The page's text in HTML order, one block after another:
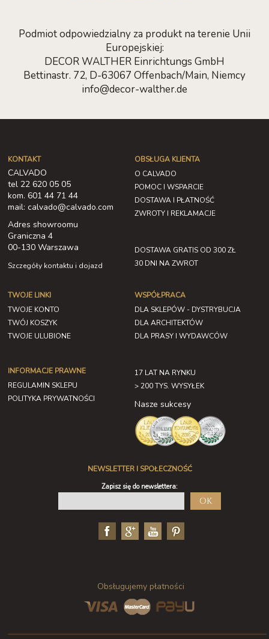
Podmiot odpowiedzialny za produkt na terenie Unii
Europejskiej:
DECOR WALTHER Einrichtungs GmbH
Bettinastr. 72, D-63067 Offenbach/Main, Niemcy
info@decor-walther.de
KONTAKT
CALVADO
tel 22 620 05 05
kom. 601 44 71 44
mail: calvado@calvado.com
Adres showroomu
Graniczna 4
00-130 Warszawa
Szczegóły kontaktu i dojazd
OBSŁUGA KLIENTA
O CALVADO
POMOC I WSPARCIE
DOSTAWA I PŁATNOŚĆ
ZWROTY I REKLAMACJE
DOSTAWA GRATIS OD 300 ZŁ
30 DNI NA ZWROT
TWOJE LINKI
TWOJE KONTO
TWÓJ KOSZYK
TWOJE ULUBIONE
INFORMACJE PRAWNE
REGULAMIN SKLEPU
POLITYKA PRYWATNOŚCI
WSPÓŁPRACA
DLA SKLEPÓW - DYSTRYBUCJA
DLA ARCHITEKTÓW
DLA PRASY I WYDAWCÓW
17 LAT NA RYNKU
> 200 TYS. WYSYŁEK
Nasze sukcesy
NEWSLETTER I SPOŁECZNOŚĆ
Zapisz się do newslettera:
OK
Obsługujemy płatności